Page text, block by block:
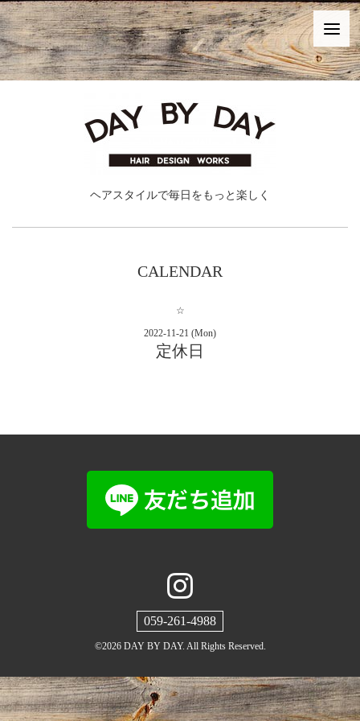
ヘアスタイルで毎日をもっと楽しく
CALENDAR
☆
2022-11-21 (Mon)
定休日
059-261-4988
©2026 DAY BY DAY. All Rights Reserved.